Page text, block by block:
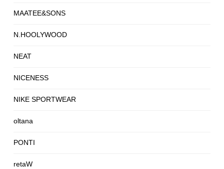
MAATEE&SONS
N.HOOLYWOOD
NEAT
NICENESS
NIKE SPORTWEAR
oltana
PONTI
retaW